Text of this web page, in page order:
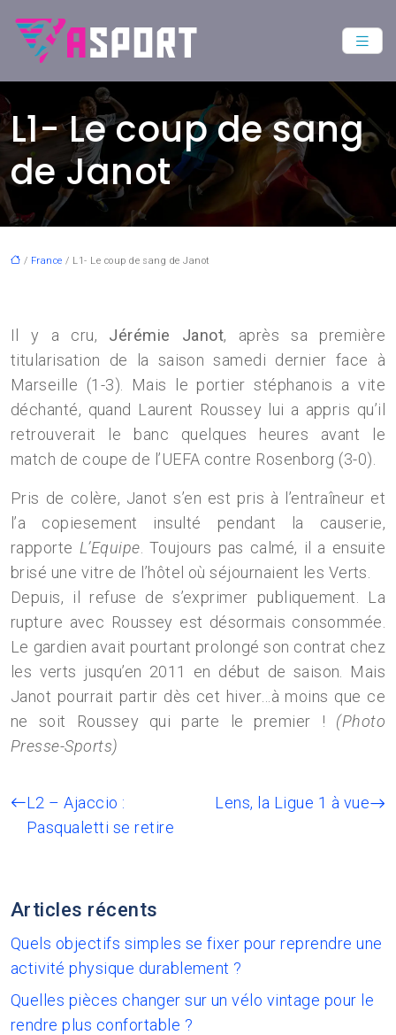
L1- Le coup de sang
de Janot
/ France / L1- Le coup de sang de Janot
Il y a cru, Jérémie Janot, après sa première
titularisation de la saison samedi dernier face à
Marseille (1-3). Mais le portier stéphanois a vite
déchanté, quand Laurent Roussey lui a appris qu’il
retrouverait le banc quelques heures avant le
match de coupe de l’UEFA contre Rosenborg (3-0).
Pris de colère, Janot s’en est pris à l’entraîneur et
l’a copiesement insulté pendant la causerie,
rapporte L’Equipe . Toujours pas calmé, il a ensuite
brisé une vitre de l’hôtel où séjournaient les Verts.
Depuis, il refuse de s’exprimer publiquement. La
rupture avec Roussey est désormais consommée.
Le gardien avait pourtant prolongé son contrat chez
les verts jusqu’en 2011 en début de saison. Mais
Janot pourrait partir dès cet hiver…à moins que ce
ne soit Roussey qui parte le premier ! (Photo
Presse-Sports)
L2 – Ajaccio :
Pasqualetti se retire
Lens, la Ligue 1 à vue
Articles récents
Quels objectifs simples se fixer pour reprendre une
activité physique durablement ?
Quelles pièces changer sur un vélo vintage pour le
rendre plus confortable ?